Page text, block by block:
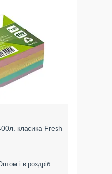
класика Fresh
і в роздріб